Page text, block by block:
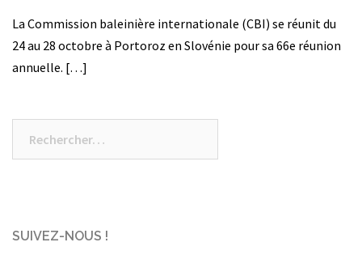
La Commission baleinière internationale (CBI) se réunit du
24 au 28 octobre à Portoroz en Slovénie pour sa 66e réunion
annuelle. […]
SUIVEZ-NOUS !